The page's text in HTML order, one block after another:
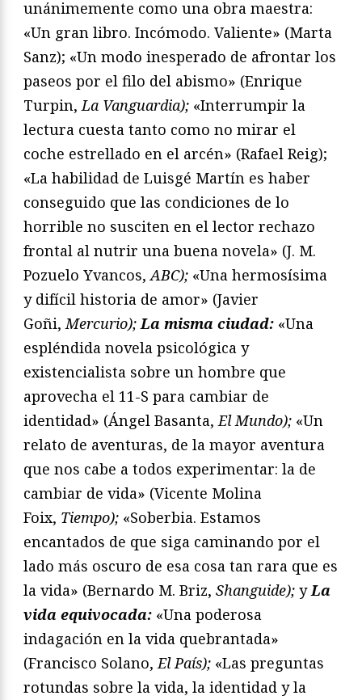
unánimemente como una obra maestra:
«Un gran libro. Incómodo. Valiente» (Marta
Sanz); «Un modo inesperado de afrontar los
paseos por el filo del abismo» (Enrique
Turpin, La Vanguardia); «Interrumpir la
lectura cuesta tanto como no mirar el
coche estrellado en el arcén» (Rafael Reig);
«La habilidad de Luisgé Martín es haber
conseguido que las condiciones de lo
horrible no susciten en el lector rechazo
frontal al nutrir una buena novela» (J. M.
Pozuelo Yvancos, ABC); «Una hermosísima
y difícil historia de amor» (Javier
Goñi, Mercurio); La misma ciudad: «Una
espléndida novela psicológica y
existencialista sobre un hombre que
aprovecha el 11-S para cambiar de
identidad» (Ángel Basanta, El Mundo); «Un
relato de aventuras, de la mayor aventura
que nos cabe a todos experimentar: la de
cambiar de vida» (Vicente Molina
Foix, Tiempo); «Soberbia. Estamos
encantados de que siga caminando por el
lado más oscuro de esa cosa tan rara que es
la vida» (Bernardo M. Briz, Shanguide); y La
vida equivocada: «Una poderosa
indagación en la vida quebrantada»
(Francisco Solano, El País); «Las preguntas
rotundas sobre la vida, la identidad y la